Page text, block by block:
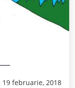
19 februarie, 2018